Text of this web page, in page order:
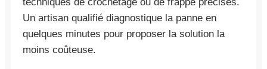
Un artisan qualifié diagnostique la panne en
quelques minutes pour proposer la solution la
moins coûteuse.